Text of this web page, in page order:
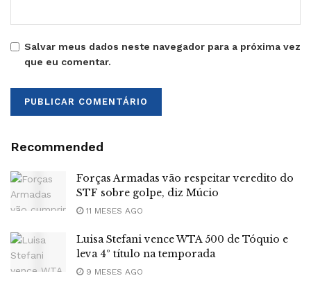
Salvar meus dados neste navegador para a próxima vez
que eu comentar.
Recommended
Forças Armadas vão respeitar veredito do
STF sobre golpe, diz Múcio
11 MESES AGO
Luisa Stefani vence WTA 500 de Tóquio e
leva 4º título na temporada
9 MESES AGO